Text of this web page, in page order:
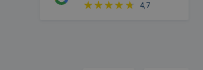
4,7